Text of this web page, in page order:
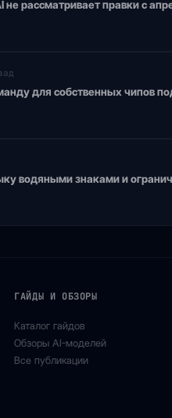
рассматривает правки с
для собственных чипов
водяными знаками и
ГАЙДЫ И ОБЗОРЫ
Каталог гайдов
Обзоры AI-моделей
Все публикации